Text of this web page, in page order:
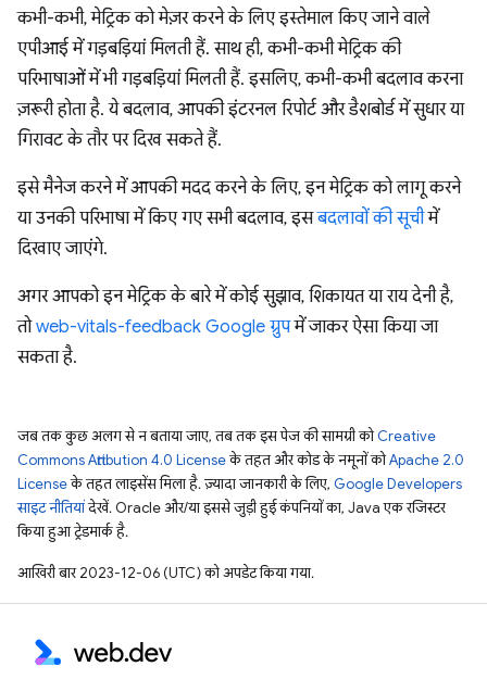
कभी-कभी, मेट्रिक को मेज़र करने के लिए इस्तेमाल किए जाने वाले
एपीआई में गड़बड़ियां मिलती हैं. साथ ही, कभी-कभी मेट्रिक की
परिभाषाओं में भी गड़बड़ियां मिलती हैं. इसलिए, कभी-कभी बदलाव करना
ज़रूरी होता है. ये बदलाव, आपकी इंटरनल रिपोर्ट और डैशबोर्ड में सुधार या
गिरावट के तौर पर दिख सकते हैं.
इसे मैनेज करने में आपकी मदद करने के लिए, इन मेट्रिक को लागू करने
या उनकी परिभाषा में किए गए सभी बदलाव, इसबदलावों की सूचीमें
दिखाए जाएंगे.
अगर आपको इन मेट्रिक के बारे में कोई सुझाव, शिकायत या राय देनी है,
तोweb-vitals-feedback Google ग्रुपमें जाकर ऐसा किया जा
सकता है.
जब तक कुछ अलग से न बताया जाए, तब तक इस पेज की सामग्री कोCreative
Commons Attribution 4.0 Licenseके तहत और कोड के नमूनों कोApache 2.0
Licenseके तहत लाइसेंस मिला है. ज़्यादा जानकारी के लिए, Google Developers
साइट नीतियांदेखें. Oracle और/या इससे जुड़ी हुई कंपनियों का, Java एक रजिस्टर
किया हुआ ट्रेडमार्क है.
आखिरी बार 2023-12-06 (UTC) को अपडेट किया गया.